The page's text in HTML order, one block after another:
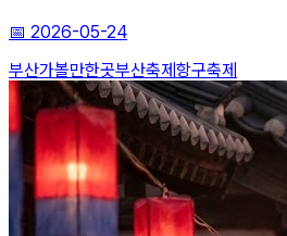
📅 2026-05-24
부산가볼만한곳부산축제항구축제